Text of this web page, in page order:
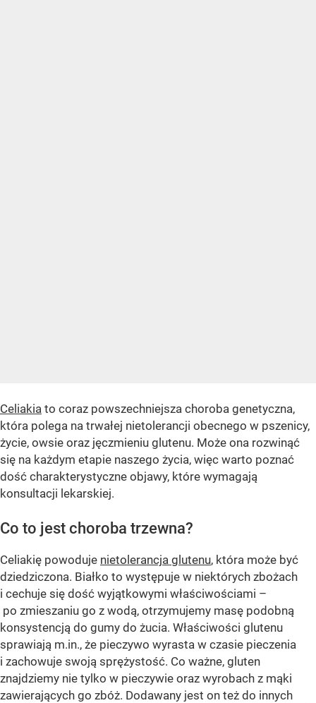
Celiakia to coraz powszechniejsza choroba genetyczna,
która polega na trwałej nietolerancji obecnego w pszenicy,
życie, owsie oraz jęczmieniu glutenu. Może ona rozwinąć
się na każdym etapie naszego życia, więc warto poznać
dość charakterystyczne objawy, które wymagają
konsultacji lekarskiej.
Co to jest choroba trzewna?
Celiakię powoduje nietolerancja glutenu, która może być
dziedziczona. Białko to występuje w niektórych zbożach
i cechuje się dość wyjątkowymi właściwościami –
po zmieszaniu go z wodą, otrzymujemy masę podobną
konsystencją do gumy do żucia. Właściwości glutenu
sprawiają m.in., że pieczywo wyrasta w czasie pieczenia
i zachowuje swoją sprężystość. Co ważne, gluten
znajdziemy nie tylko w pieczywie oraz wyrobach z mąki
zawierających go zbóż. Dodawany jest on też do innych